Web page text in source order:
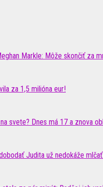
Markle: Môže skončiť za
za 1,5 milióna eur!
svete? Dnes má 17 a znova
Judita už nedokáže